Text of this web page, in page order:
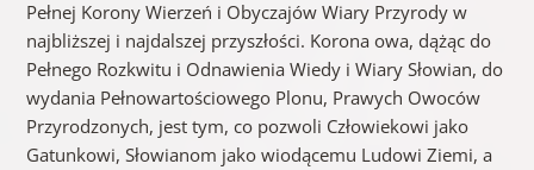
Pełnej Korony Wierzeń i Obyczajów Wiary Przyrody w
najbliższej i najdalszej przyszłości. Korona owa, dążąc do
Pełnego Rozkwitu i Odnawienia Wiedy i Wiary Słowian, do
wydania Pełnowartościowego Plonu, Prawych Owoców
Przyrodzonych, jest tym, co pozwoli Człowiekowi jako
Gatunkowi, Słowianom jako wiodącemu Ludowi Ziemi, a